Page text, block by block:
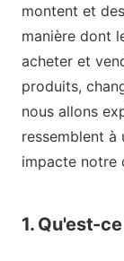
montent et
manière dont
acheter et
produits,
nous allons
ressemblent à
impacte notre
1. Qu'est-